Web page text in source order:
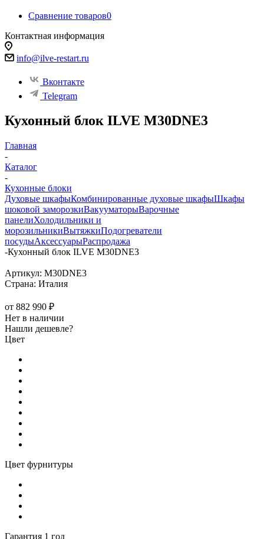
Сравнение товаров0
Контактная информация
info@ilve-restart.ru
Вконтакте
Telegram
Кухонный блок ILVE M30DNE3
Главная
-
Каталог
-
Кухонные блоки
Духовые шкафыКомбинированные духовые шкафыШкафы
шоковой заморозкиВакууматорыВарочные
панелиХолодильники и
морозильникиВытяжкиПодогреватели
посудыАксессуарыРаспродажа
-Кухонный блок ILVE M30DNE3
Артикул: M30DNE3
Страна: Италия
от 882 990 ₽
Нет в наличии
Нашли дешевле?
Цвет
Цвет фурнитуры
Гарантия 1 год